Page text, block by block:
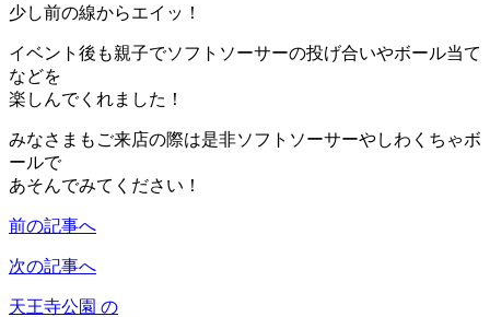
少し前の線からエイッ！
イベント後も親子でソフトソーサーの投げ合いやボール当て
などを
楽しんでくれました！
みなさまもご来店の際は是非ソフトソーサーやしわくちゃボ
ールで
あそんでみてください！
前の記事へ
次の記事へ
天王寺公園 の